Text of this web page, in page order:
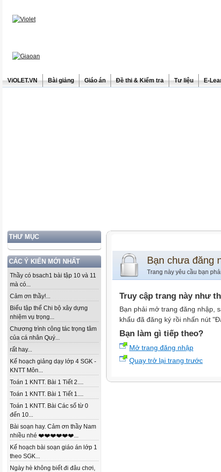
ViOLET.VN Bài giảng Giáo án Đề thi & Kiểm tra Tư liệu E-
THƯ MỤC
CÁC Ý KIẾN MỚI NHẤT
Thầy có bsach1 bài tập 10 và 11
mà có...
Cảm ơn thầy!...
Biểu tập thể Chi bộ xây dựng
nhiệm vụ trọng...
Chương trình công tác trọng tâm
của cá nhân Quý...
rất hay...
Kế hoạch giảng dạy lớp 4 SGK -
KNTT Môn...
Toán 1 KNTT. Bài 1 Tiết 2....
Toán 1 KNTT. Bài 1 Tiết 1....
Toán 1 KNTT. Bài Các số từ 0
đến 10...
Bài soạn hay. Cảm ơn thầy Nam
nhiều nhé ❤️❤️❤️❤️❤️❤️...
Kế hoạch bài soạn giáo án lớp 1
theo SGK...
Ngày hè không biết đi đâu chơi,
Bạn chưa đăng
Trang này yêu cầu bạn
Truy cập trang này như
Bạn phải mở trang đăng nhập,
khẩu đã đăng ký rồi nhấn nút
Bạn làm gì tiếp theo?
Mở trang đăng nhập
Quay trở lại trang trước